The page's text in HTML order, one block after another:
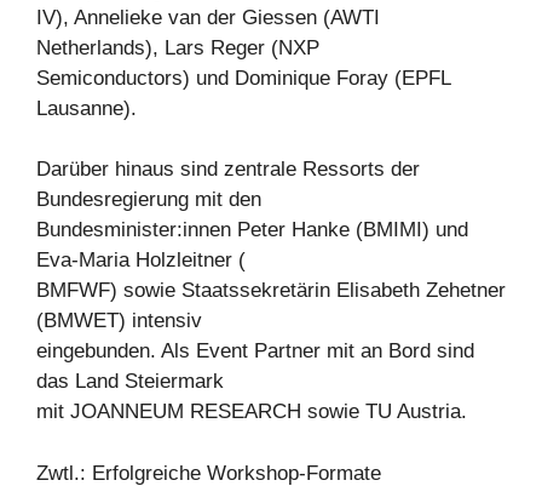
IV), Annelieke van der Giessen (AWTI
Netherlands), Lars Reger (NXP
Semiconductors) und Dominique Foray (EPFL
Lausanne).
Darüber hinaus sind zentrale Ressorts der
Bundesregierung mit den
Bundesminister:innen Peter Hanke (BMIMI) und
Eva-Maria Holzleitner (
BMFWF) sowie Staatssekretärin Elisabeth Zehetner
(BMWET) intensiv
eingebunden. Als Event Partner mit an Bord sind
das Land Steiermark
mit JOANNEUM RESEARCH sowie TU Austria.
Zwtl.: Erfolgreiche Workshop-Formate